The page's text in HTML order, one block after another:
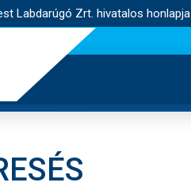
Labdarúgó Zrt. hivatalos honlapja